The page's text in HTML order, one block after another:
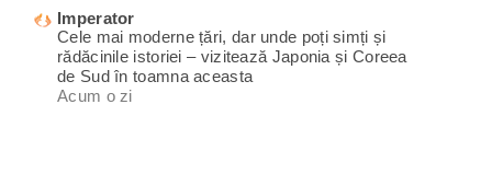
Imperator
Cele mai moderne țări, dar unde poți simți și
rădăcinile istoriei – vizitează Japonia și Coreea
de Sud în toamna aceasta
Acum o zi